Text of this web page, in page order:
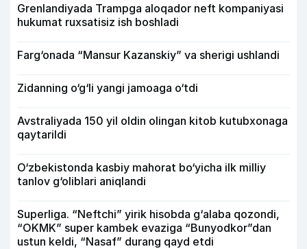
Grenlandiyada Trampga aloqador neft kompaniyasi
hukumat ruxsatisiz ish boshladi
Farg‘onada “Mansur Kazanskiy” va sherigi ushlandi
Zidanning o‘g‘li yangi jamoaga o‘tdi
Avstraliyada 150 yil oldin olingan kitob kutubxonaga
qaytarildi
O‘zbekistonda kasbiy mahorat bo‘yicha ilk milliy
tanlov g‘oliblari aniqlandi
Superliga. “Neftchi” yirik hisobda g‘alaba qozondi,
“OKMK” super kambek evaziga “Bunyodkor”dan
ustun keldi, “Nasaf” durang qayd etdi